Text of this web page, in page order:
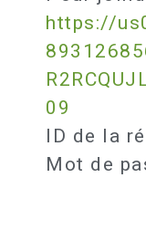
https://
09
ID de la
Mot de